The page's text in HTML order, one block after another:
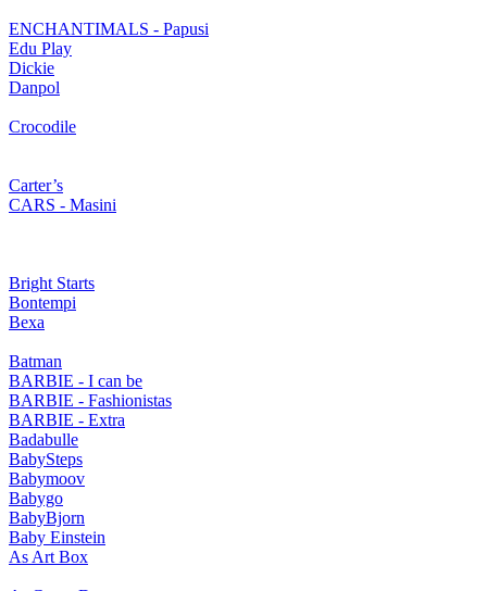
ENCHANTIMALS - Papusi
Edu Play
Dickie
Danpol
Crocodile
Carter’s
CARS - Masini
Bright Starts
Bontempi
Bexa
Batman
BARBIE - I can be
BARBIE - Fashionistas
BARBIE - Extra
Badabulle
BabySteps
Babymoov
Babygo
BabyBjorn
Baby Einstein
As Art Box